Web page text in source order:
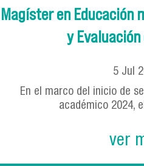
Magíster en Educación
y
5 Jul
En el marco del inicio de
académico 2024,
ver